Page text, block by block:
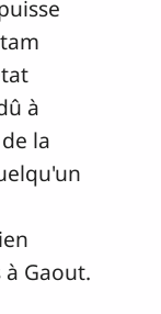
à
la
Gaout.